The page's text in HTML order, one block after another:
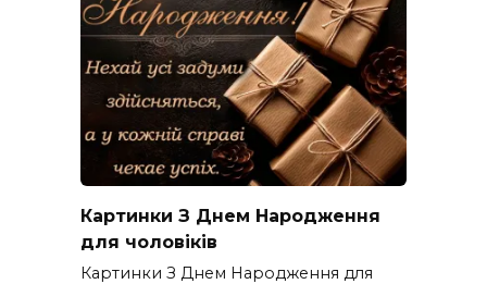
Картинки З Днем Народження
для чоловіків​
Картинки З Днем Народження для